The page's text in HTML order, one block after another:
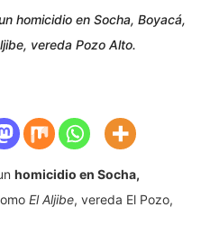
homicidio en Socha, Boyacá,
vereda Pozo Alto.
homicidio en Socha,
El Aljibe, vereda El Pozo,